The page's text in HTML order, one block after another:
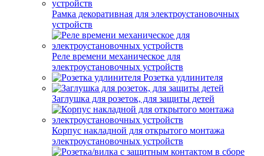
Рамка декоративная для электроустановочных
устройств
Реле времени механическое для
электроустановочных устройств
Розетка удлинителя
Заглушка для розеток, для защиты детей
Корпус накладной для открытого монтажа
электроустановочных устройств